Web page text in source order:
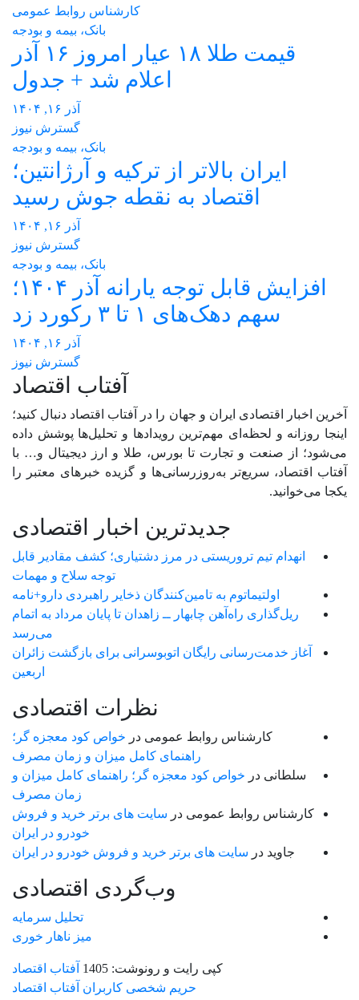
کارشناس روابط عمومی
بانک، بیمه و بودجه
قیمت طلا ۱۸ عیار امروز ۱۶ آذر
اعلام شد + جدول
آذر ۱۶, ۱۴۰۴
گسترش نیوز
بانک، بیمه و بودجه
ایران بالاتر از ترکیه و آرژانتین؛
اقتصاد به نقطه جوش رسید
آذر ۱۶, ۱۴۰۴
گسترش نیوز
بانک، بیمه و بودجه
افزایش قابل توجه یارانه آذر ۱۴۰۴؛
سهم دهک‌های ۱ تا ۳ رکورد زد
آذر ۱۶, ۱۴۰۴
گسترش نیوز
آفتاب اقتصاد
آخرین اخبار اقتصادی ایران و جهان را در آفتاب اقتصاد دنبال کنید؛
اینجا روزانه و لحظه‌ای مهم‌ترین رویدادها و تحلیل‌ها پوشش داده
می‌شود؛ از صنعت و تجارت تا بورس، طلا و ارز دیجیتال و… با
آفتاب اقتصاد، سریع‌تر به‌روزرسانی‌ها و گزیده خبرهای معتبر را
یکجا می‌خوانید.
جدیدترین اخبار اقتصادی
انهدام تیم تروریستی در مرز دشتیاری؛ کشف مقادیر قابل
توجه سلاح و مهمات
اولتیماتوم به تامین‌کنندگان ذخایر راهبردی دارو+نامه
ریل‌گذاری راه‌آهن چابهار ــ زاهدان تا پایان مرداد به اتمام
می‌رسد
آغاز خدمت‌رسانی رایگان اتوبوسرانی برای بازگشت زائران
اربعین
نظرات اقتصادی
کارشناس روابط عمومیدرخواص کود معجزه گر؛
راهنمای کامل میزان و زمان مصرف
سلطانیدرخواص کود معجزه گر؛ راهنمای کامل میزان و
زمان مصرف
کارشناس روابط عمومیدرسایت های برتر خرید و فروش
خودرو در ایران
جاویددرسایت های برتر خرید و فروش خودرو در ایران
وب‌گردی اقتصادی
تحلیل سرمایه
میز ناهار خوری
کپی رایت و رونوشت: 1405
آفتاب اقتصاد
حریم شخصی کاربران آفتاب اقتصاد